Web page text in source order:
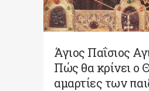
Άγιος Παΐσιος
Πώς θα κρίνει ο
αμαρτίες των